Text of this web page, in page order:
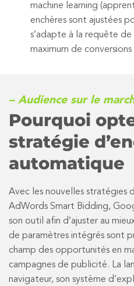
machine learning
enchères sont ajustées
s’adapte à la requête de
maximum de
– Audience sur le
Pourquoi
stratégie
automatique
Avec les nouvelles stratégies
AdWords Smart Bidding,
son outil afin d’ajuster au
de paramètres intégrés sont
champ des opportunités en
campagnes de publicité. La
navigateur, son système